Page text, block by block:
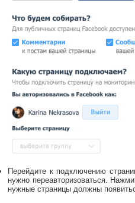
Перейдите к подключению
нужно переавторизоваться.
нужные страницы должны